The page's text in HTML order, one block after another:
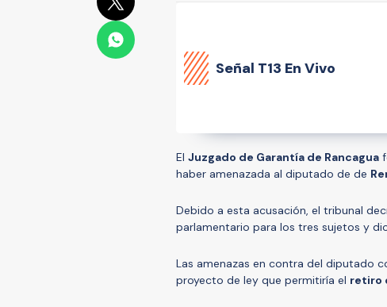
Señal T13 En Vivo
El Juzgado de Garantía de Rancagua
haber amenazada al diputado de de
Debido a esta acusación, el tribunal
parlamentario para los tres sujetos y
Las amenazas en contra del diputado
proyecto de ley que permitiría el retiro